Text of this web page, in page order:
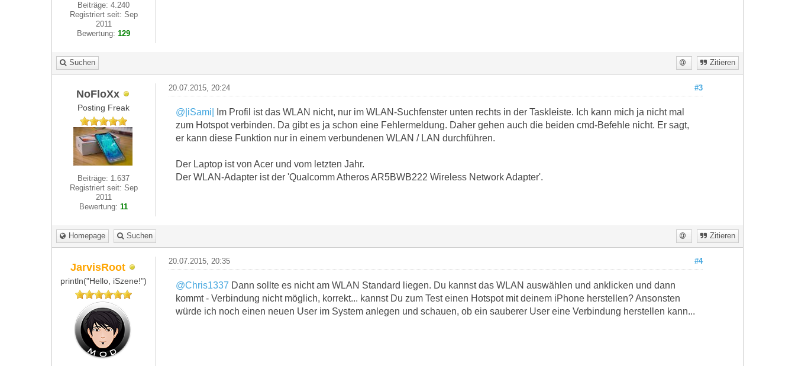
Beiträge: 4.240
Registriert seit: Sep
2011
Bewertung:129
Suchen Zitieren
NoFloXx
Posting Freak
Beiträge: 1.637
Registriert seit: Sep
2011
Bewertung:11
#3
20.07.2015, 20:24
@|iSami|
Im Profil ist das WLAN nicht, nur im WLAN-Suchfenster unten rechts in der Taskleiste. Ich kann mich ja nicht mal
zum Hotspot verbinden. Da gibt es ja schon eine Fehlermeldung. Daher gehen auch die beiden cmd-Befehle nicht. Er sagt,
er kann diese Funktion nur in einem verbundenen WLAN / LAN durchführen.
Der Laptop ist von Acer und vom letzten Jahr.
Der WLAN-Adapter ist der 'Qualcomm Atheros AR5BWB222 Wireless Network Adapter'.
Homepage Suchen Zitieren
JarvisRoot
println("Hello, iSzene!")
#4
20.07.2015, 20:35
@Chris1337 Dann sollte es nicht am WLAN Standard liegen. Du kannst das WLAN auswählen und anklicken und dann
kommt - Verbindung nicht möglich, korrekt... kannst Du zum Test einen Hotspot mit deinem iPhone herstellen? Ansonsten
würde ich noch einen neuen User im System anlegen und schauen, ob ein sauberer User eine Verbindung herstellen kann...